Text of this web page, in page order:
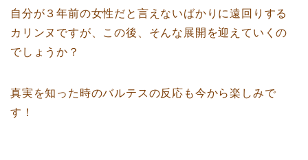
自分が３年前の女性だと言えないばかりに遠回りする
カリンヌですが、この後、そんな展開を迎えていくの
でしょうか？
真実を知った時のバルテスの反応も今から楽しみで
す！